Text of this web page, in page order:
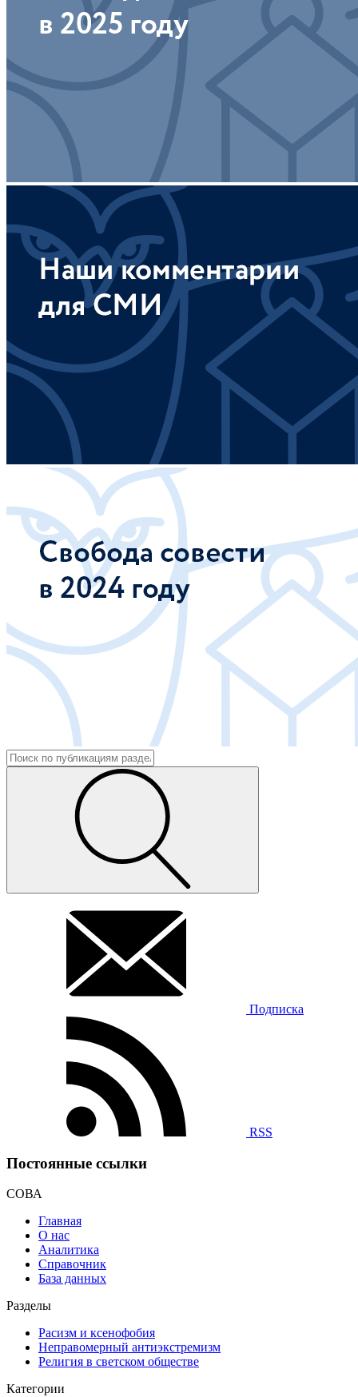
Подписка
RSS
Постоянные ссылки
СОВА
Главная
О нас
Аналитика
Справочник
База данных
Разделы
Расизм и ксенофобия
Неправомерный антиэкстремизм
Религия в светском обществе
Категории